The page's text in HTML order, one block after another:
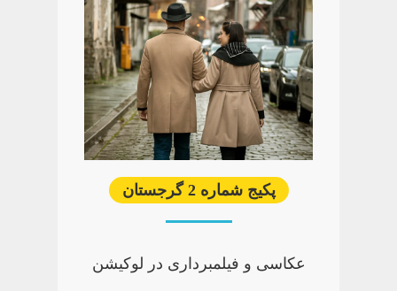
پکیج شماره 2 گرجستان
عکاسی و فیلمبرداری در لوکیشن